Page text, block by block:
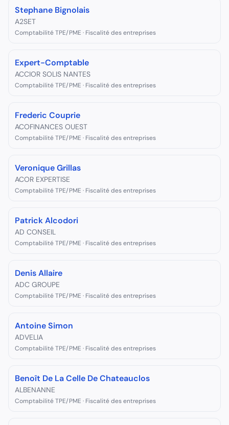
Stephane Bignolais
A2SET
Comptabilité TPE/PME · Fiscalité des entreprises
Expert-Comptable
ACCIOR SOLIS NANTES
Comptabilité TPE/PME · Fiscalité des entreprises
Frederic Couprie
ACOFINANCES OUEST
Comptabilité TPE/PME · Fiscalité des entreprises
Veronique Grillas
ACOR EXPERTISE
Comptabilité TPE/PME · Fiscalité des entreprises
Patrick Alcodori
AD CONSEIL
Comptabilité TPE/PME · Fiscalité des entreprises
Denis Allaire
ADC GROUPE
Comptabilité TPE/PME · Fiscalité des entreprises
Antoine Simon
ADVELIA
Comptabilité TPE/PME · Fiscalité des entreprises
Benoît De La Celle De Chateauclos
ALBENANNE
Comptabilité TPE/PME · Fiscalité des entreprises